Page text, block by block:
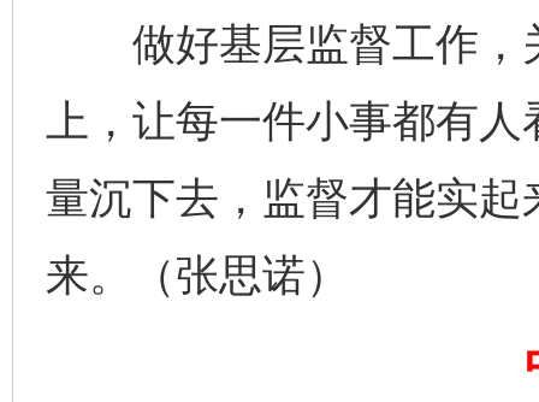
做好基层监督工作，
上，让每一件小事都有
量沉下去，监督才能实
来。（张思诺）
完善运行机制助力责任有效落实 一纸欠